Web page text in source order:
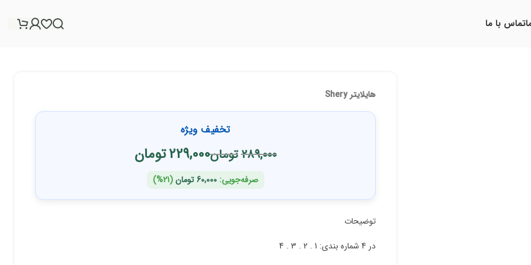
تماس با ما
هایلایتر Shery
تخفیف ویژه
289,000تومان229,000تومان
صرفه‌جویی:60,000 تومان(21%)
توضیحات
در 4 شماره بندی: 1 . 2 . 3 . 4